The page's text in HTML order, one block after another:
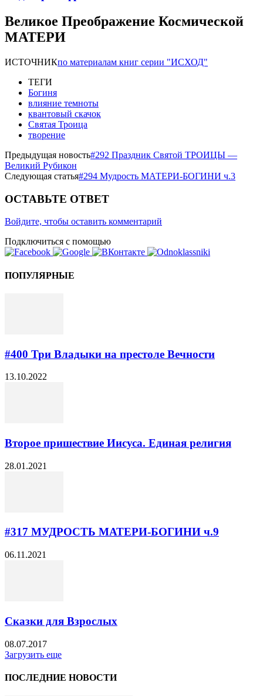
Великое Преображение Космической
МАТЕРИ
ИСТОЧНИКпо материалам книг серии "ИСХОД"
ТЕГИ
Богиня
влияние темноты
квантовый скачок
Святая Троица
творение
Предыдущая новость#292 Праздник Святой ТРОИЦЫ —
Великий Рубикон
Следующая статья#294 Мудрость МАТЕРИ-БОГИНИ ч.3
ОСТАВЬТЕ ОТВЕТ
Войдите, чтобы оставить комментарий
Подключиться с помощью
ПОПУЛЯРНЫЕ
#400 Три Владыки на престоле Вечности
13.10.2022
Второе пришествие Иисуса. Единая религия
28.01.2021
#317 МУДРОСТЬ МАТЕРИ-БОГИНИ ч.9
06.11.2021
Сказки для Взрослых
08.07.2017
Загрузить еще
ПОСЛЕДНИЕ НОВОСТИ